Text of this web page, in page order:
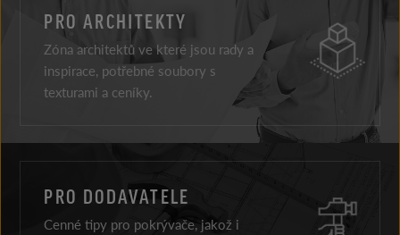
PRO ARCHITEKTY
Zóna architektů ve které jsou rady a
inspirace, potřebné soubory s
texturami a ceníky.
PRO DODAVATELE
Cenné tipy pro pokrývače, jakož i